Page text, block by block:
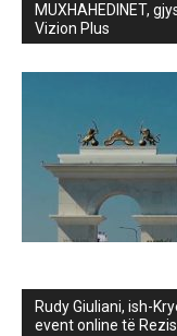
MUXHAHEDINET,
Vizion Plus
Rudy Giuliani, ish-
event online të